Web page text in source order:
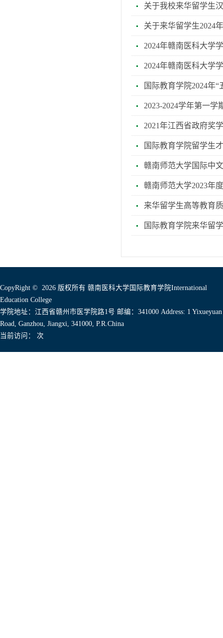
关于我校来华留学生
关于来华留学生2024
2024年赣南医科大学
2024年赣南医科大学
国际教育学院2024年
2023-2024学年第一
2021年江西省政府奖
国际教育学院留学生
赣南师范大学国际中
赣南师范大学2023年
来华留学生高等教育
国际教育学院来华留
CopyRight © 2026 版权所有 赣南医科大学国际教育学院International
Education College
学院地址：江西省赣州市医学院路1号 邮编：341000 Address: 1 Yixueyuan
Road, Ganzhou, Jiangxi, 341000, P.R.China
当前访问：
次